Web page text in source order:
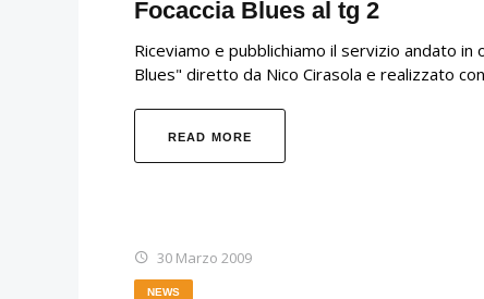
Focaccia Blues al tg 2
Riceviamo e pubblichiamo il servizio andato
Blues" diretto da Nico Cirasola e realizzato
READ MORE
30 Marzo 2009
NEWS